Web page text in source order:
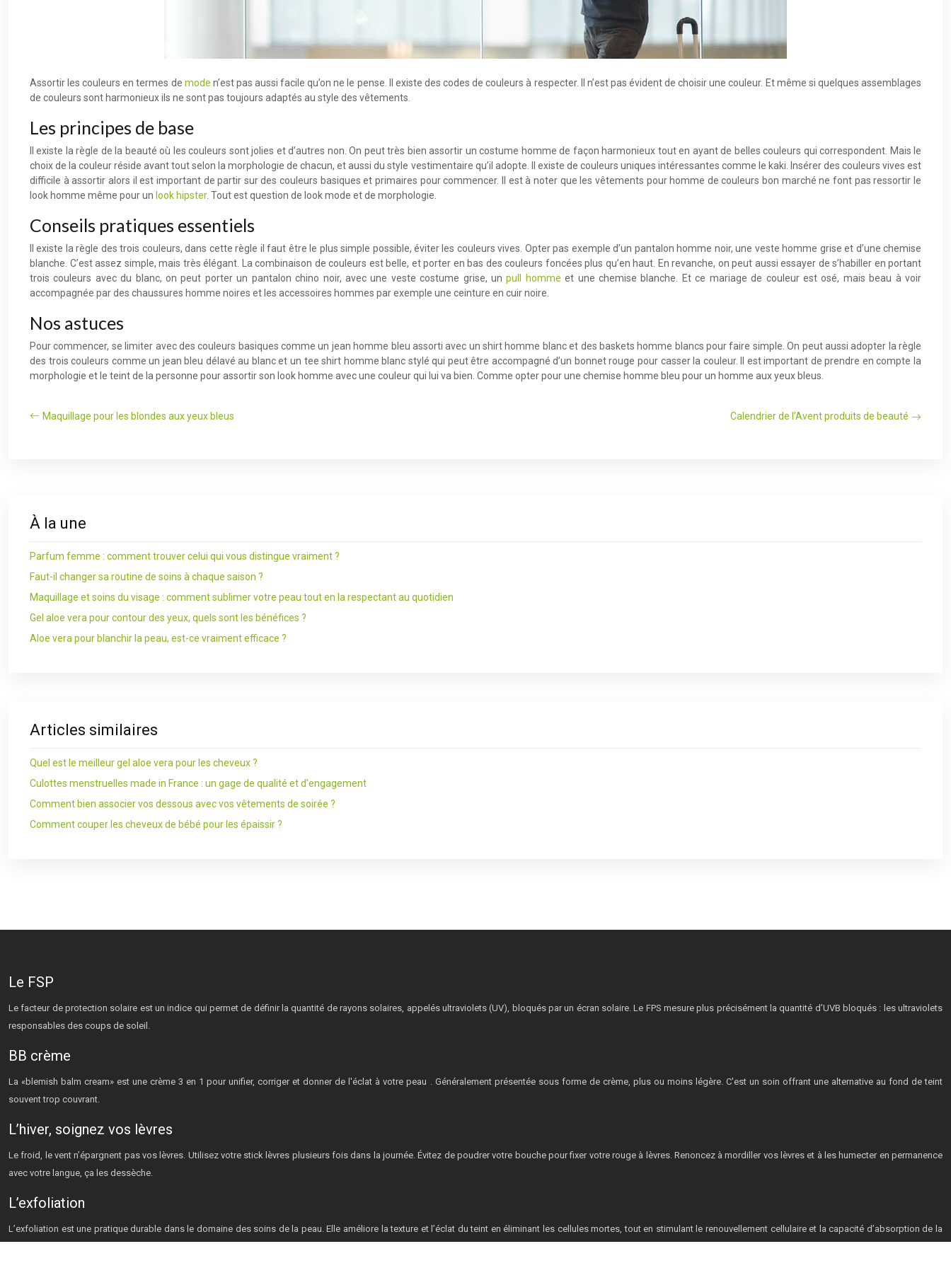
Assortir les couleurs en termes de mode n’est pas aussi facile qu’on ne le pense. Il existe des codes de couleurs à respecter. Il n’est pas évident de choisir une couleur. Et même si quelques assemblages
de couleurs sont harmonieux ils ne sont pas toujours adaptés au style des vêtements.
Les principes de base
Il existe la règle de la beauté où les couleurs sont jolies et d’autres non. On peut très bien assortir un costume homme de façon harmonieux tout en ayant de belles couleurs qui correspondent. Mais le
choix de la couleur réside avant tout selon la morphologie de chacun, et aussi du style vestimentaire qu’il adopte. Il existe de couleurs uniques intéressantes comme le kaki. Insérer des couleurs vives est
difficile à assortir alors il est important de partir sur des couleurs basiques et primaires pour commencer. Il est à noter que les vêtements pour homme de couleurs bon marché ne font pas ressortir le
look homme même pour un look hipster. Tout est question de look mode et de morphologie.
Conseils pratiques essentiels
Il existe la règle des trois couleurs, dans cette règle il faut être le plus simple possible, éviter les couleurs vives. Opter pas exemple d’un pantalon homme noir, une veste homme grise et d’une chemise
blanche. C’est assez simple, mais très élégant. La combinaison de couleurs est belle, et porter en bas des couleurs foncées plus qu’en haut. En revanche, on peut aussi essayer de s’habiller en portant
trois couleurs avec du blanc, on peut porter un pantalon chino noir, avec une veste costume grise, unpull hommeet une chemise blanche. Et ce mariage de couleur est osé, mais beau à voir
accompagnée par des chaussures homme noires et les accessoires hommes par exemple une ceinture en cuir noire.
Nos astuces
Pour commencer, se limiter avec des couleurs basiques comme un jean homme bleu assorti avec un shirt homme blanc et des baskets homme blancs pour faire simple. On peut aussi adopter la règle
des trois couleurs comme un jean bleu délavé au blanc et un tee shirt homme blanc stylé qui peut être accompagné d’un bonnet rouge pour casser la couleur. Il est important de prendre en compte la
morphologie et le teint de la personne pour assortir son look homme avec une couleur qui lui va bien. Comme opter pour une chemise homme bleu pour un homme aux yeux bleus.
Maquillage pour les blondes aux yeux bleus Calendrier de l’Avent produits de beauté
À la une
Parfum femme : comment trouver celui qui vous distingue vraiment ?
Faut-il changer sa routine de soins à chaque saison ?
Maquillage et soins du visage : comment sublimer votre peau tout en la respectant au quotidien
Gel aloe vera pour contour des yeux, quels sont les bénéfices ?
Aloe vera pour blanchir la peau, est-ce vraiment efficace ?
Articles similaires
Quel est le meilleur gel aloe vera pour les cheveux ?
Culottes menstruelles made in France : un gage de qualité et d’engagement
Comment bien associer vos dessous avec vos vêtements de soirée ?
Comment couper les cheveux de bébé pour les épaissir ?
Le FSP
Le facteur de protection solaire est un indice qui permet de définir la quantité de rayons solaires, appelés ultraviolets (UV), bloqués par un écran solaire. Le FPS mesure plus précisément la quantité d’UVB bloqués : les ultraviolets
responsables des coups de soleil.
BB crème
La «blemish balm cream» est une crème 3 en 1 pour unifier, corriger et donner de l'éclat à votre peau . Généralement présentée sous forme de crème, plus ou moins légère. C'est un soin offrant une alternative au fond de teint
souvent trop couvrant.
L’hiver, soignez vos lèvres
Le froid, le vent n’épargnent pas vos lèvres. Utilisez votre stick lèvres plusieurs fois dans la journée. Évitez de poudrer votre bouche pour fixer votre rouge à lèvres. Renoncez à mordiller vos lèvres et à les humecter en permanence
avec votre langue, ça les dessèche.
L’exfoliation
L’exfoliation est une pratique durable dans le domaine des soins de la peau. Elle améliore la texture et l’éclat du teint en éliminant les cellules mortes, tout en stimulant le renouvellement cellulaire et la capacité d’absorption de la